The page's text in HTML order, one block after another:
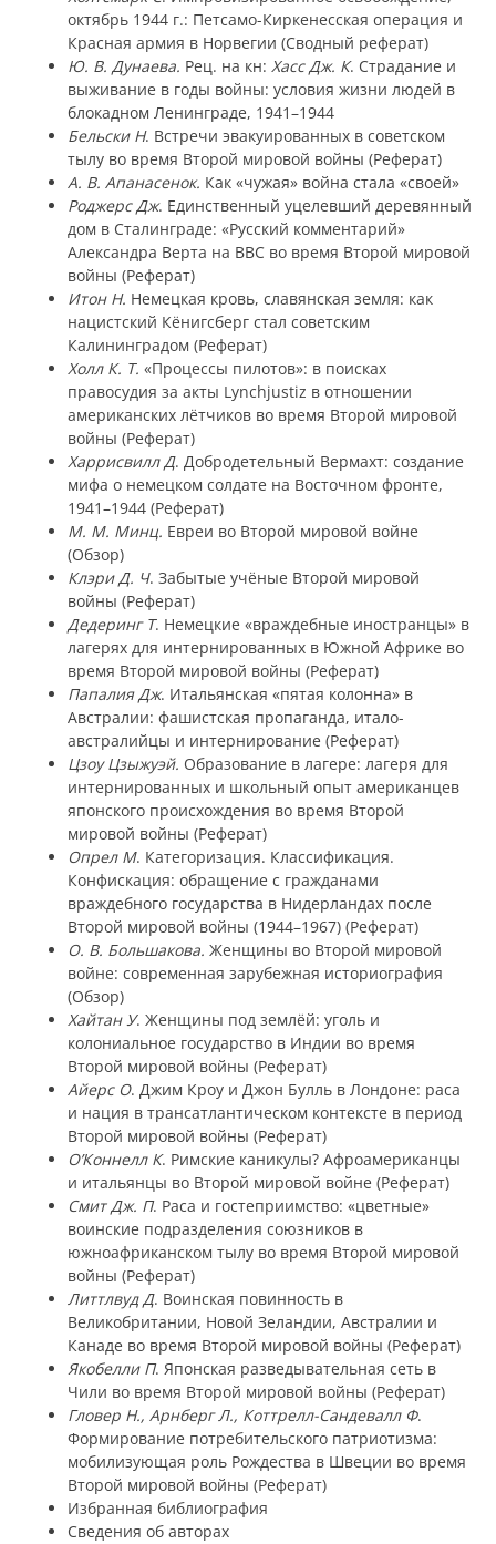
октябрь 1944 г.: Петсамо-Киркенесская операция и
Красная армия в Норвегии (Сводный реферат)
Ю. В. Дунаева. Рец. на кн: Хасс Дж. К. Страдание и
выживание в годы войны: условия жизни людей в
блокадном Ленинграде, 1941–1944
Бельски Н. Встречи эвакуированных в советском
тылу во время Второй мировой войны (Реферат)
А. В. Апанасенок. Как «чужая» война стала «своей»
Роджерс Дж. Единственный уцелевший деревянный
дом в Сталинграде: «Русский комментарий»
Александра Верта на BBC во время Второй мировой
войны (Реферат)
Итон Н. Немецкая кровь, славянская земля: как
нацистский Кёнигсберг стал советским
Калининградом (Реферат)
Холл К. Т. «Процессы пилотов»: в поисках
правосудия за акты Lynchjustiz в отношении
американских лётчиков во время Второй мировой
войны (Реферат)
Харрисвилл Д. Добродетельный Вермахт: создание
мифа о немецком солдате на Восточном фронте,
1941–1944 (Реферат)
М. М. Минц. Евреи во Второй мировой войне
(Обзор)
Клэри Д. Ч. Забытые учёные Второй мировой
войны (Реферат)
Дедеринг Т. Немецкие «враждебные иностранцы» в
лагерях для интернированных в Южной Африке во
время Второй мировой войны (Реферат)
Папалия Дж. Итальянская «пятая колонна» в
Австралии: фашистская пропаганда, итало-
австралийцы и интернирование (Реферат)
Цзоу Цзыжуэй. Образование в лагере: лагеря для
интернированных и школьный опыт американцев
японского происхождения во время Второй
мировой войны (Реферат)
Опрел М. Категоризация. Классификация.
Конфискация: обращение с гражданами
враждебного государства в Нидерландах после
Второй мировой войны (1944–1967) (Реферат)
О. В. Большакова. Женщины во Второй мировой
войне: современная зарубежная историография
(Обзор)
Хайтан У. Женщины под землёй: уголь и
колониальное государство в Индии во время
Второй мировой войны (Реферат)
Айерс О. Джим Кроу и Джон Булль в Лондоне: раса
и нация в трансатлантическом контексте в период
Второй мировой войны (Реферат)
О’Коннелл К. Римские каникулы? Афроамериканцы
и итальянцы во Второй мировой войне (Реферат)
Смит Дж. П. Раса и гостеприимство: «цветные»
воинские подразделения союзников в
южноафриканском тылу во время Второй мировой
войны (Реферат)
Литтлвуд Д. Воинская повинность в
Великобритании, Новой Зеландии, Австралии и
Канаде во время Второй мировой войны (Реферат)
Якобелли П. Японская разведывательная сеть в
Чили во время Второй мировой войны (Реферат)
Гловер Н., Арнберг Л., Коттрелл-Сандевалл Ф.
Формирование потребительского патриотизма:
мобилизующая роль Рождества в Швеции во время
Второй мировой войны (Реферат)
Избранная библиография
Сведения об авторах